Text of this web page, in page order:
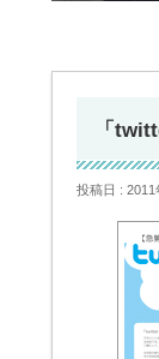
「
投稿日 : 2011